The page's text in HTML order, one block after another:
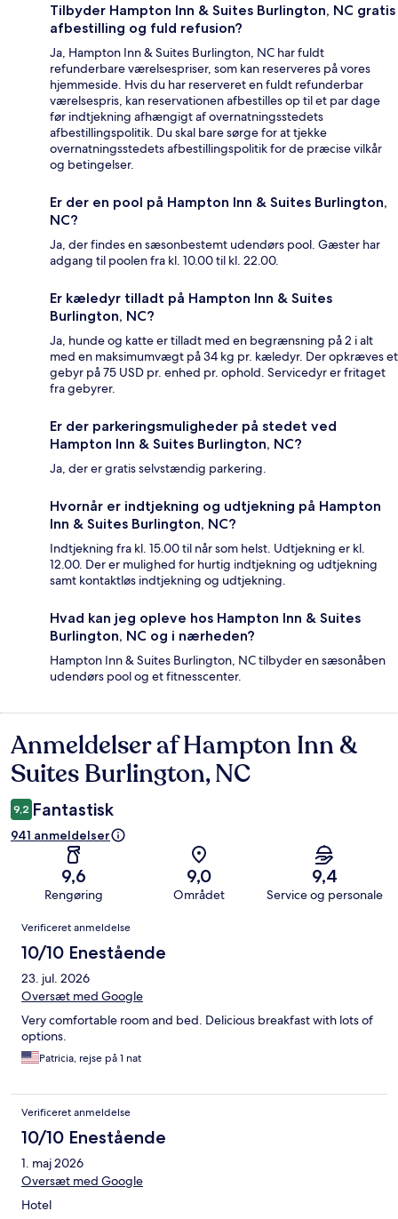
Tilbyder Hampton Inn & Suites Burlington, NC gratis
afbestilling og fuld refusion?
Ja, Hampton Inn & Suites Burlington, NC har fuldt
refunderbare værelsespriser, som kan reserveres på vores
hjemmeside. Hvis du har reserveret en fuldt refunderbar
værelsespris, kan reservationen afbestilles op til et par dage
før indtjekning afhængigt af overnatningsstedets
afbestillingspolitik. Du skal bare sørge for at tjekke
overnatningsstedets afbestillingspolitik for de præcise vilkår
og betingelser.
Er der en pool på Hampton Inn & Suites Burlington,
NC?
Ja, der findes en sæsonbestemt udendørs pool. Gæster har
adgang til poolen fra kl. 10.00 til kl. 22.00.
Er kæledyr tilladt på Hampton Inn & Suites
Burlington, NC?
Ja, hunde og katte er tilladt med en begrænsning på 2 i alt
med en maksimumvægt på 34 kg pr. kæledyr. Der opkræves et
gebyr på 75 USD pr. enhed pr. ophold. Servicedyr er fritaget
fra gebyrer.
Er der parkeringsmuligheder på stedet ved
Hampton Inn & Suites Burlington, NC?
Ja, der er gratis selvstændig parkering.
Hvornår er indtjekning og udtjekning på Hampton
Inn & Suites Burlington, NC?
Indtjekning fra kl. 15.00 til når som helst. Udtjekning er kl.
12.00. Der er mulighed for hurtig indtjekning og udtjekning
samt kontaktløs indtjekning og udtjekning.
Hvad kan jeg opleve hos Hampton Inn & Suites
Burlington, NC og i nærheden?
Hampton Inn & Suites Burlington, NC tilbyder en sæsonåben
udendørs pool og et fitnesscenter.
Anmeldelser
Anmeldelser af Hampton Inn &
Suites Burlington, NC
9,2 Fantastisk
941 anmeldelser
9,6
Rengøring
9,0
Området
9,4
Service og personale
Anmeldelser
Verificeret anmeldelse
10/10 Enestående
23. jul. 2026
Oversæt med Google
Very comfortable room and bed. Delicious breakfast with lots of
options.
Patricia, rejse på 1 nat
Verificeret anmeldelse
10/10 Enestående
1. maj 2026
Oversæt med Google
Hotel